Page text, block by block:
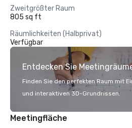
Zweitgrößter Raum
805 sq ft
Räumlichkeiten (Halbprivat)
Verfügbar
Entdecken Sie
Finden Sie den perfekten Raum mit
und interaktiven 3D-Grundrissen.
Meetingfläche